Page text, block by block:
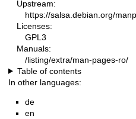
Upstream:
https://salsa.debian.org/
Licenses:
GPL3
Manuals:
/listing/extra/man-pages-ro/
Table of contents
In other languages:
de
en